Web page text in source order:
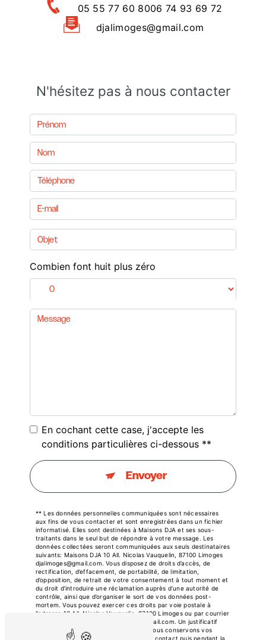
05 55 77 60 8006 74 93 69 72
djalimoges@gmail.com
N'hésitez pas à nous contacter
Combien font huit plus zéro
En cochant cette case, j'accepte les
conditions particulières ci-dessous **
Envoyer
** Les données personnelles communiquées sont nécessaires
aux fins de vous contacter et sont enregistrées dans un fichier
informatisé. Elles sont destinées à Maisons DJA et ses sous-
traitants dans le seul but de répondre à votre message. Les
données collectées seront communiquées aux seuls destinataires
suivants: Maisons DJA 10 All. Nicolas Vauquelin, 87100 Limoges
djalimoges@gmail.com. Vous disposez de droits d’accès, de
rectification, d’effacement, de portabilité, de limitation,
d’opposition, de retrait de votre consentement à tout moment et
du droit d’introduire une réclamation auprès d’une autorité de
contrôle, ainsi que d’organiser le sort de vos données post-
mortem. Vous pouvez exercer ces droits par voie postale à
l'adresse 10 All. Nicolas Vauquelin, 87100 Limoges ou par courrier
électronique à l'adresse djalimoges@gmail.com. Un justificatif
d'identité pourra vous être demandé. Nous conservons vos
données pendant la période de prise de contact puis pendant la